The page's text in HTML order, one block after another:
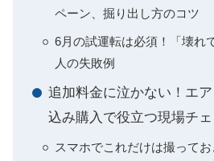
ペーン、掘り出し方のコツ
6月の試運転は必須！「壊れ
人の失敗例
追加料金に泣かない！エ
込み購入で役立つ現場チ
スマホでこれだけは撮って